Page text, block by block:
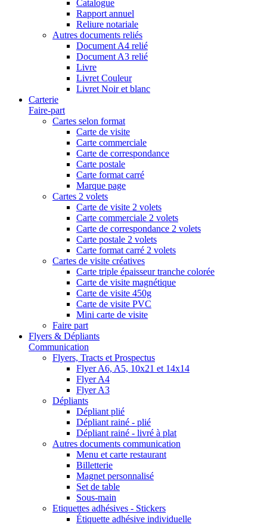
Catalogue
Rapport annuel
Reliure notariale
Autres documents reliés
Document A4 relié
Document A3 relié
Livre
Livret Couleur
Livret Noir et blanc
Carterie
Faire-part
Cartes selon format
Carte de visite
Carte commerciale
Carte de correspondance
Carte postale
Carte format carré
Marque page
Cartes 2 volets
Carte de visite 2 volets
Carte commerciale 2 volets
Carte de correspondance 2 volets
Carte postale 2 volets
Carte format carré 2 volets
Cartes de visite créatives
Carte triple épaisseur tranche colorée
Carte de visite magnétique
Carte de visite 450g
Carte de visite PVC
Mini carte de visite
Faire part
Flyers & Dépliants
Communication
Flyers, Tracts et Prospectus
Flyer A6, A5, 10x21 et 14x14
Flyer A4
Flyer A3
Dépliants
Dépliant plié
Dépliant rainé - plié
Dépliant rainé - livré à plat
Autres documents communication
Menu et carte restaurant
Billetterie
Magnet personnalisé
Set de table
Sous-main
Etiquettes adhésives - Stickers
Étiquette adhésive individuelle